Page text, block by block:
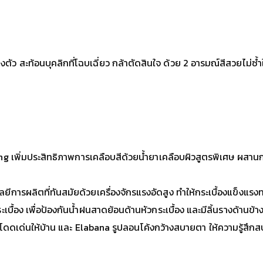
ว สะท้อนบุคลิกที่โฉบเฉี่ยว กล้าตัดสินใจ ด้วย 2 อารมณ์สีสวยไม่ซ้ำ
เพิ่มประสิทธิภาพการเคลือบสีด้วยน้ำยาเคลือบผิวสูตรพิเศษ ผสา
การผลิตที่ทันสมัยด้วยเครื่องจักรแรงอัดสูง ทำให้กระเบื้องแข็งแร
อง เพื่อป้องกันน้ำฝนสาดย้อนด้านหัวกระเบื้อง และมีลิ้นรางด้านข้า
เด่นให้บ้าน และ Elabana รูปลอนโค้งกว้างสบายตา ให้ความรู้สึก